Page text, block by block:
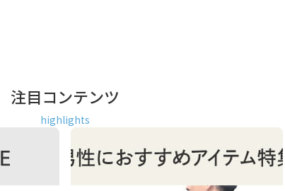
注目コンテンツ
highlights